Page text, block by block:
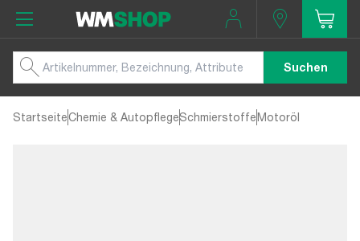
Suchen
StartseiteChemie & AutopflegeSchmierstoffeMotoröl